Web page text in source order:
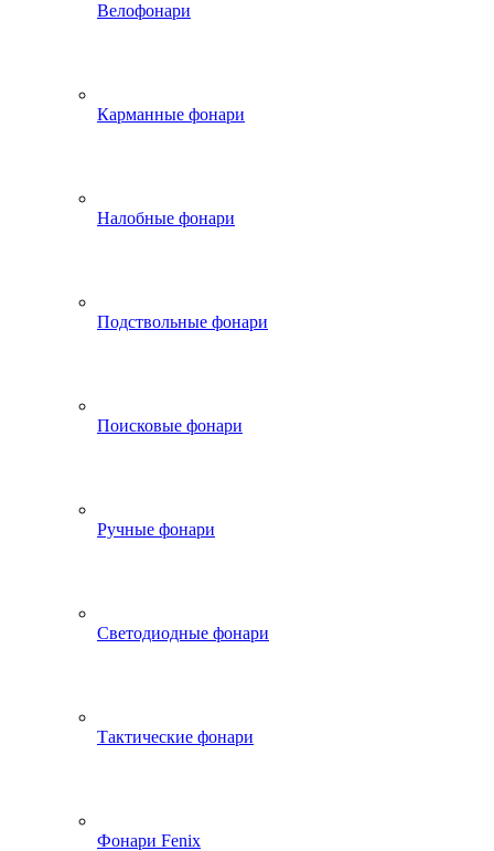
Велофонари
Карманные фонари
Налобные фонари
Подствольные фонари
Поисковые фонари
Ручные фонари
Светодиодные фонари
Тактические фонари
Фонари Fenix